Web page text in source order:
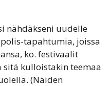
nähdäkseni uudelle
tapahtumia, joissa
ko. festivaalit
kulloistakin teemaa
(Näiden